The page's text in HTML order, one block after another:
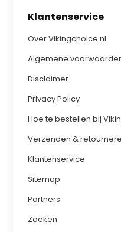
Klantenservice
Over Vikingchoice.nl
Algemene
Disclaimer
Privacy Policy
Hoe te bestellen bij
Verzenden &
Klantenservice
Sitemap
Partners
Zoeken